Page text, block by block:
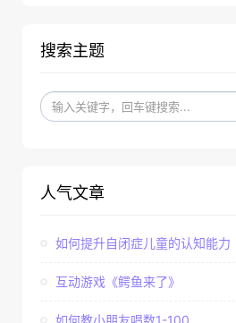
搜索主题
人气文章
如何提升自闭症儿童的认知能力
互动游戏《鳄鱼来了》
如何教小朋友唱数1-100